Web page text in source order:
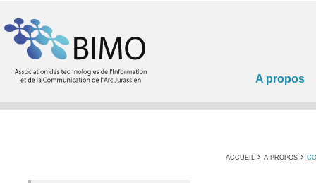
A propos
ACCUEIL › A PROPOS ›